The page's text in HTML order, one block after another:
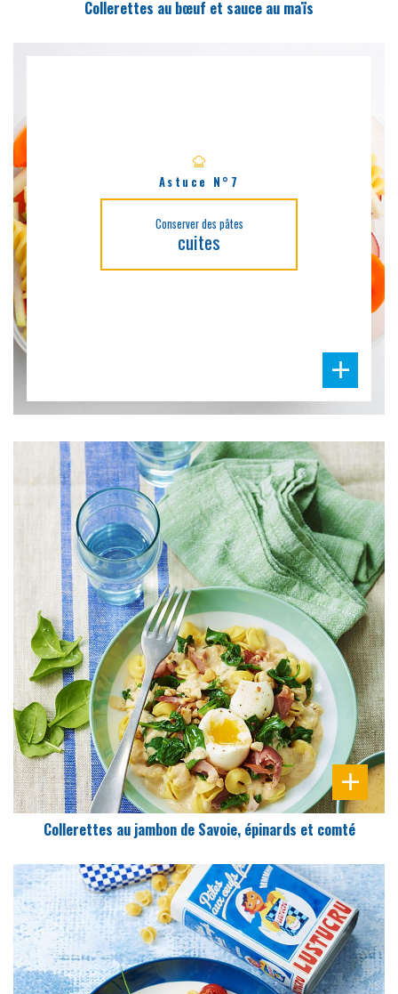
Collerettes au bœuf et sauce au maïs
Astuce N°7
Conserver des pâtes
cuites
DIFFICULTÉ
PRÉPARATION
20 Min
Collerettes au jambon de Savoie, épinards et comté
DIFFICULTÉ